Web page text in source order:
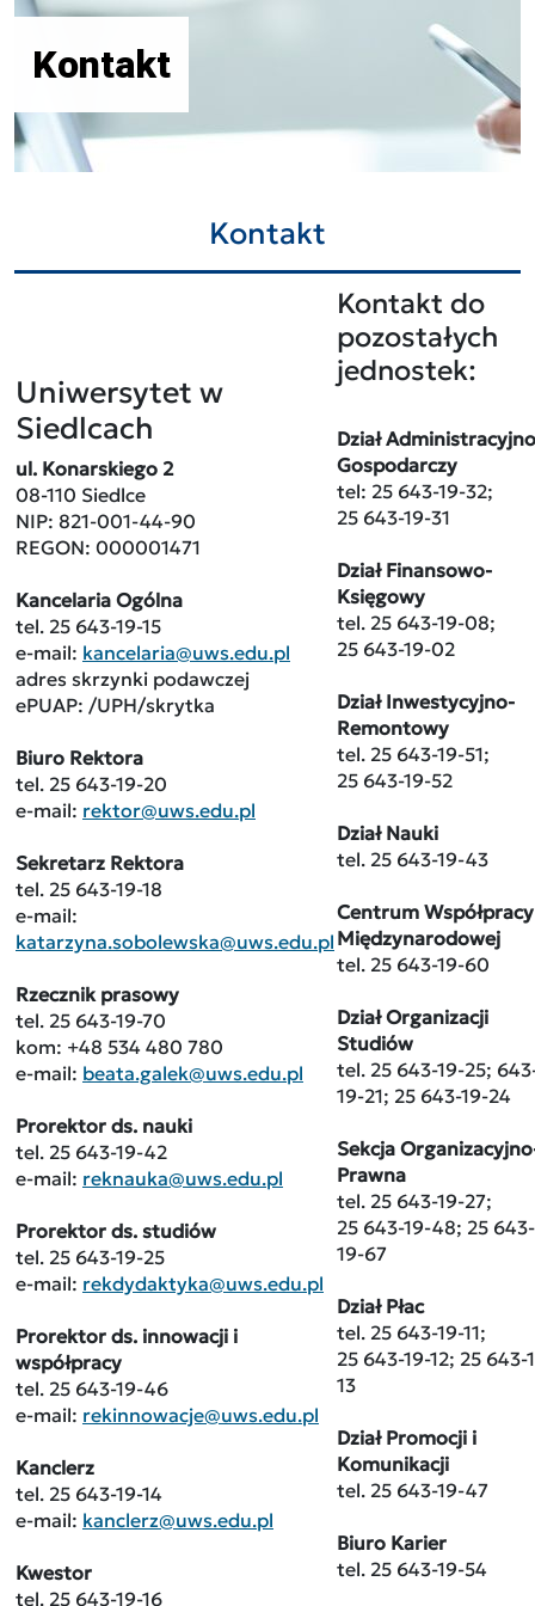
Kontakt
Kontakt
Uniwersytet w
Siedlcach
ul. Konarskiego 2
08-110 Siedlce
NIP: 821-001-44-90
REGON: 000001471
Kancelaria Ogólna
tel. 25 643-19-15
e-mail: kancelaria@uws.edu.pl
adres skrzynki podawczej
ePUAP: /UPH/skrytka
Biuro Rektora
tel. 25 643-19-20
e-mail: rektor@uws.edu.pl
Sekretarz Rektora
tel. 25 643-19-18
e-mail:
katarzyna.sobolewska@uws.edu.pl
Rzecznik prasowy
tel. 25 643-19-70
kom: +48 534 480 780
e-mail: beata.galek@uws.edu.pl
Prorektor ds. nauki
tel. 25 643-19-42
e-mail: reknauka@uws.edu.pl
Prorektor ds. studiów
tel. 25 643-19-25
e-mail: rekdydaktyka@uws.edu.pl
Prorektor ds. innowacji i
współpracy
tel. 25 643-19-46
e-mail: rekinnowacje@uws.edu.pl
Kanclerz
tel. 25 643-19-14
e-mail: kanclerz@uws.edu.pl
Kwestor
tel. 25 643-19-16
Kontakt do
pozostałych
jednostek:
Dział
Gospodarczy
tel: 25 643-19-32;
25 643-19-31
Dział Finansowo-
Księgowy
tel. 25 643-19-08;
25 643-19-02
Dział Inwestycyjno-
Remontowy
tel. 25 643-19-51;
25 643-19-52
Dział Nauki
tel. 25 643-19-43
Centrum Współpracy
Międzynarodowej
tel. 25 643-19-60
Dział Organizacji
Studiów
tel. 25 643-19-25;
19-21; 25 643-19-24
Sekcja
Prawna
tel. 25 643-19-27;
25 643-19-48; 25 643-
19-67
Dział Płac
tel. 25 643-19-11;
25 643-19-12; 25 643-
13
Dział Promocji i
Komunikacji
tel. 25 643-19-47
Biuro Karier
tel. 25 643-19-54